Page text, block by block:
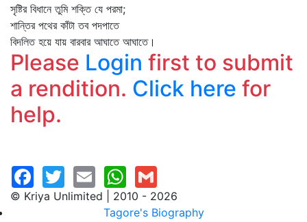
সৃষ্টির বিধানে তুমি শক্তি যে পরমা;
শান্তির পথের কাঁটা তব পদপাতে
বিদলিত হয়ে যায় বারবার আঘাতে আঘাতে।
Please Login first to submit
a rendition. Click here for
help.
© Kriya Unlimited | 2010 - 2026
Tagore's Biography